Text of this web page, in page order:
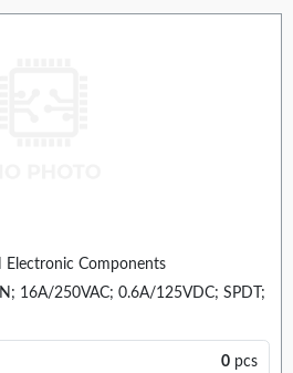
Electronic Components
16A/250VAC; 0.6A/125VDC; SPDT;
0 pcs